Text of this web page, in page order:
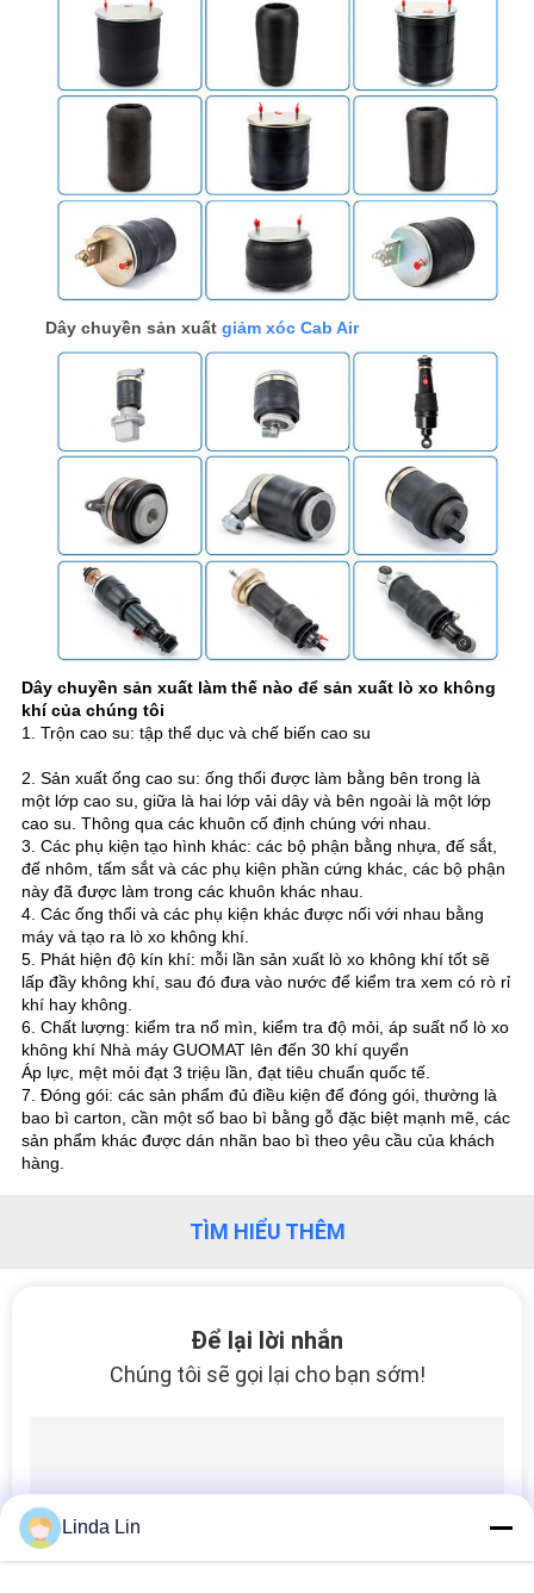
Dây chuyền sản xuất giảm xóc Cab Air
Dây chuyền sản xuất làm thế nào để sản xuất lò xo không
khí của chúng tôi
1. Trộn cao su: tập thể dục và chế biến cao su
2. Sản xuất ống cao su: ống thổi được làm bằng bên trong là
một lớp cao su, giữa là hai lớp vải dây và bên ngoài là một lớp
cao su. Thông qua các khuôn cố định chúng với nhau.
3. Các phụ kiện tạo hình khác: các bộ phận bằng nhựa, đế sắt,
đế nhôm, tấm sắt và các phụ kiện phần cứng khác, các bộ phận
này đã được làm trong các khuôn khác nhau.
4. Các ống thổi và các phụ kiện khác được nối với nhau bằng
máy và tạo ra lò xo không khí.
5. Phát hiện độ kín khí: mỗi lần sản xuất lò xo không khí tốt sẽ
lấp đầy không khí, sau đó đưa vào nước để kiểm tra xem có rò rỉ
khí hay không.
6. Chất lượng: kiểm tra nổ mìn, kiểm tra độ mỏi, áp suất nổ lò xo
không khí Nhà máy GUOMAT lên đến 30 khí quyển
Áp lực, mệt mỏi đạt 3 triệu lần, đạt tiêu chuẩn quốc tế.
7. Đóng gói: các sản phẩm đủ điều kiện để đóng gói, thường là
bao bì carton, cần một số bao bì bằng gỗ đặc biệt mạnh mẽ, các
sản phẩm khác được dán nhãn bao bì theo yêu cầu của khách
hàng.
TÌM HIỂU THÊM
Để lại lời nhắn
Chúng tôi sẽ gọi lại cho bạn sớm!
Linda Lin